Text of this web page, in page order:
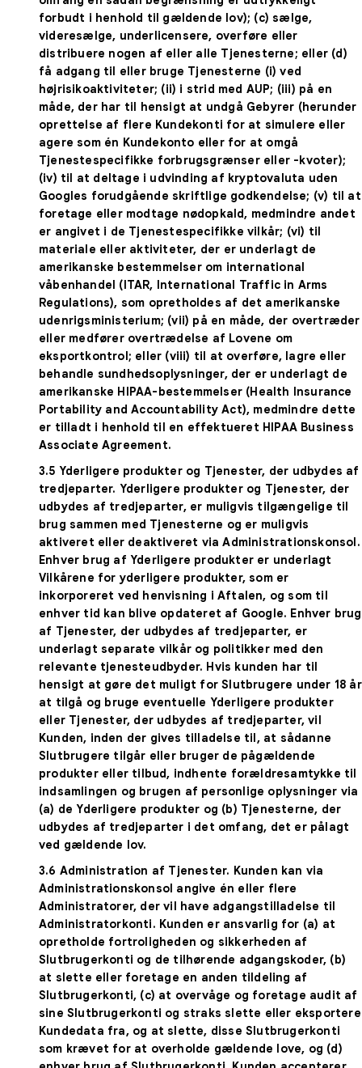
forbudt i henhold til gældende lov); (c) sælge,
videresælge, underlicensere, overføre eller
distribuere nogen af eller alle Tjenesterne; eller (d)
få adgang til eller bruge Tjenesterne (i) ved
højrisikoaktiviteter; (ii) i strid med AUP; (iii) på en
måde, der har til hensigt at undgå Gebyrer (herunder
oprettelse af flere Kundekonti for at simulere eller
agere som én Kundekonto eller for at omgå
Tjenestespecifikke forbrugsgrænser eller -kvoter);
(iv) til at deltage i udvinding af kryptovaluta uden
Googles forudgående skriftlige godkendelse; (v) til at
foretage eller modtage nødopkald, medmindre andet
er angivet i de Tjenestespecifikke vilkår; (vi) til
materiale eller aktiviteter, der er underlagt de
amerikanske bestemmelser om international
våbenhandel (ITAR, International Traffic in Arms
Regulations), som opretholdes af det amerikanske
udenrigsministerium; (vii) på en måde, der overtræder
eller medfører overtrædelse af Lovene om
eksportkontrol; eller (viii) til at overføre, lagre eller
behandle sundhedsoplysninger, der er underlagt de
amerikanske HIPAA-bestemmelser (Health Insurance
Portability and Accountability Act), medmindre dette
er tilladt i henhold til en effektueret HIPAA Business
Associate Agreement.
3.5 Yderligere produkter og Tjenester, der udbydes af
tredjeparter. Yderligere produkter og Tjenester, der
udbydes af tredjeparter, er muligvis tilgængelige til
brug sammen med Tjenesterne og er muligvis
aktiveret eller deaktiveret via Administrationskonsol.
Enhver brug af Yderligere produkter er underlagt
Vilkårene for yderligere produkter, som er
inkorporeret ved henvisning i Aftalen, og som til
enhver tid kan blive opdateret af Google. Enhver brug
af Tjenester, der udbydes af tredjeparter, er
underlagt separate vilkår og politikker med den
relevante tjenesteudbyder. Hvis kunden har til
hensigt at gøre det muligt for Slutbrugere under 18 år
at tilgå og bruge eventuelle Yderligere produkter
eller Tjenester, der udbydes af tredjeparter, vil
Kunden, inden der gives tilladelse til, at sådanne
Slutbrugere tilgår eller bruger de pågældende
produkter eller tilbud, indhente forældresamtykke til
indsamlingen og brugen af personlige oplysninger via
(a) de Yderligere produkter og (b) Tjenesterne, der
udbydes af tredjeparter i det omfang, det er pålagt
ved gældende lov.
3.6 Administration af Tjenester. Kunden kan via
Administrationskonsol angive én eller flere
Administratorer, der vil have adgangstilladelse til
Administratorkonti. Kunden er ansvarlig for (a) at
opretholde fortroligheden og sikkerheden af
Slutbrugerkonti og de tilhørende adgangskoder, (b)
at slette eller foretage en anden tildeling af
Slutbrugerkonti, (c) at overvåge og foretage audit af
sine Slutbrugerkonti og straks slette eller eksportere
Kundedata fra, og at slette, disse Slutbrugerkonti
som krævet for at overholde gældende love, og (d)